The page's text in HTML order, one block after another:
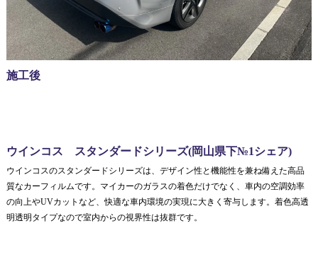
施工後
ウインコス スタンダードシリーズ(岡山県下№1シェア)
ウインコスのスタンダードシリーズは、デザイン性と機能性を兼ね備えた高品
質なカーフィルムです。マイカーのガラスの着色だけでなく、車内の空調効率
の向上やUVカットなど、快適な車内環境の実現に大きく寄与します。着色高透
明透明タイプなので室内からの視界性は抜群です。